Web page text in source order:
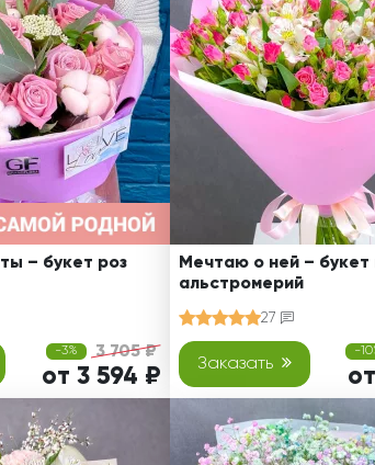
Свадьба
Свидание
Спасибо!
Юбилей
Подруге
Сестре
Брату
Врачу
Коллеге
Бабушке
Дедушке
– букет роз
-3% 3 705 ₽
от 3 594 ₽
Мечтаю о ней – букет
альстромерий
27
Заказать
-